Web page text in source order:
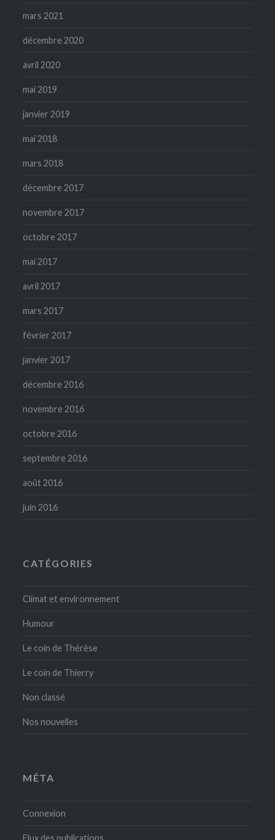
mars 2021
décembre 2020
avril 2020
mai 2019
janvier 2019
mai 2018
mars 2018
décembre 2017
novembre 2017
octobre 2017
mai 2017
avril 2017
mars 2017
février 2017
janvier 2017
décembre 2016
novembre 2016
octobre 2016
septembre 2016
août 2016
juin 2016
CATÉGORIES
Climat et environnement
Humour
Le coin de Thérèse
Le coin de Thierry
Non classé
Nos nouvelles
MÉTA
Connexion
Flux des publications